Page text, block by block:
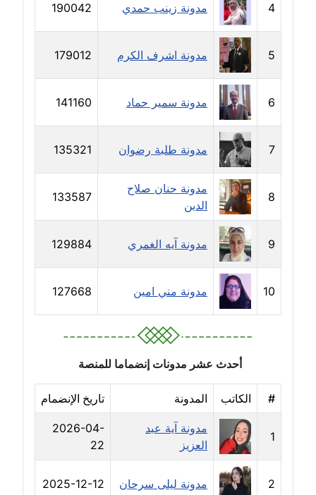
مدونة حسن رجب
عاملة
مدونة حسن غريب
معلق
مدونة حسن محي الدين
متوفي
مدونة حسين العلي
عاملة
مدونة حسين درمشاكي
عاملة
مدونة حلا عادل
عاملة
مدونة حنان الهواري
مدونة حنان صلاح الدين
عاملة
مدونة حنان طنطاوي
عاملة
مدونة حنين الفلسطينية
4 مدونة زينب حمدي 190042
5 مدونة اشرف الكرم 179012
6 مدونة سمير حماد 141160
7 مدونة طلبة رضوان 135321
8
مدونة حنان صلاح
الدين
133587
9 مدونة آيه الغمري 129884
10 مدونة مني امين 127668
أحدث عشر مدونات إنضماما للمنصة
# الكاتب المدونة تاريخ الإنضمام
1
مدونة آية عبد
العزيز
2026-04-
22
2 مدونة ليلى سرحان 2025-12-12